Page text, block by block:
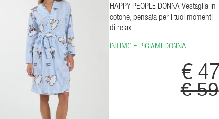
HAPPY PEOPLE DONNA Vestaglia in
cotone, pensata per i tuoi momenti
di relax
INTIMO E PIGIAMI DONNA
€
€ 59